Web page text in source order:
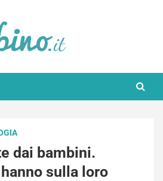
dai bambini.
sulla loro